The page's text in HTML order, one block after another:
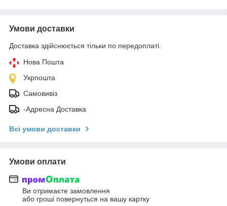
Умови доставки
Доставка здійснюється тільки по передоплаті.
Нова Пошта
Укрпошта
Самовивіз
-Адресна Доставка
Всі умови доставки
Умови оплати
Ви отримаєте замовлення
або гроші повернуться на вашу картку